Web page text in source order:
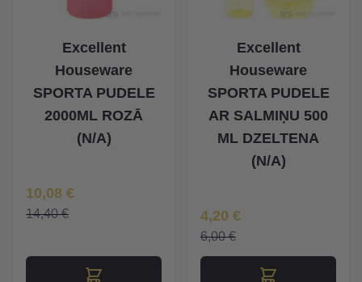
Excellent
Houseware
SPORTA PUDELE
2000ML ROZĀ
(N/A)
Īpaša Cena
10,08 €
14,40 €
Excellent
Houseware
SPORTA PUDELE
AR SALMIŅU 500
ML DZELTENA
(N/A)
Īpaša Cena
4,20 €
6,00 €